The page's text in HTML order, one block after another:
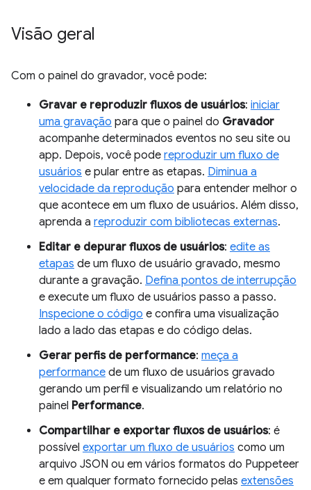
Visão geral
Com o painel do gravador, você pode:
Gravar e reproduzir fluxos de usuários: iniciar
uma gravação para que o painel do Gravador
acompanhe determinados eventos no seu site ou
app. Depois, você pode reproduzir um fluxo de
usuários e pular entre as etapas. Diminua a
velocidade da reprodução para entender melhor o
que acontece em um fluxo de usuários. Além disso,
aprenda a reproduzir com bibliotecas externas.
Editar e depurar fluxos de usuários: edite as
etapas de um fluxo de usuário gravado, mesmo
durante a gravação. Defina pontos de interrupção
e execute um fluxo de usuários passo a passo.
Inspecione o código e confira uma visualização
lado a lado das etapas e do código delas.
Gerar perfis de performance: meça a
performance de um fluxo de usuários gravado
gerando um perfil e visualizando um relatório no
painel Performance.
Compartilhar e exportar fluxos de usuários: é
possível exportar um fluxo de usuários como um
arquivo JSON ou em vários formatos do Puppeteer
e em qualquer formato fornecido pelas extensões